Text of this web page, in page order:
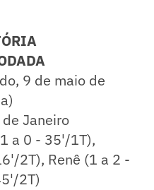
9 de maio de
Janeiro
a 0 - 35'/1T),
2T), Renê (1 a 2 -
2T)